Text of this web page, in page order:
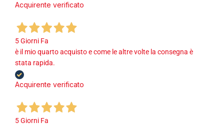
Acquirente verificato
5 Giorni Fa
è il mio quarto acquisto e come le altre volte la consegna è
stata rapida.
Acquirente verificato
5 Giorni Fa